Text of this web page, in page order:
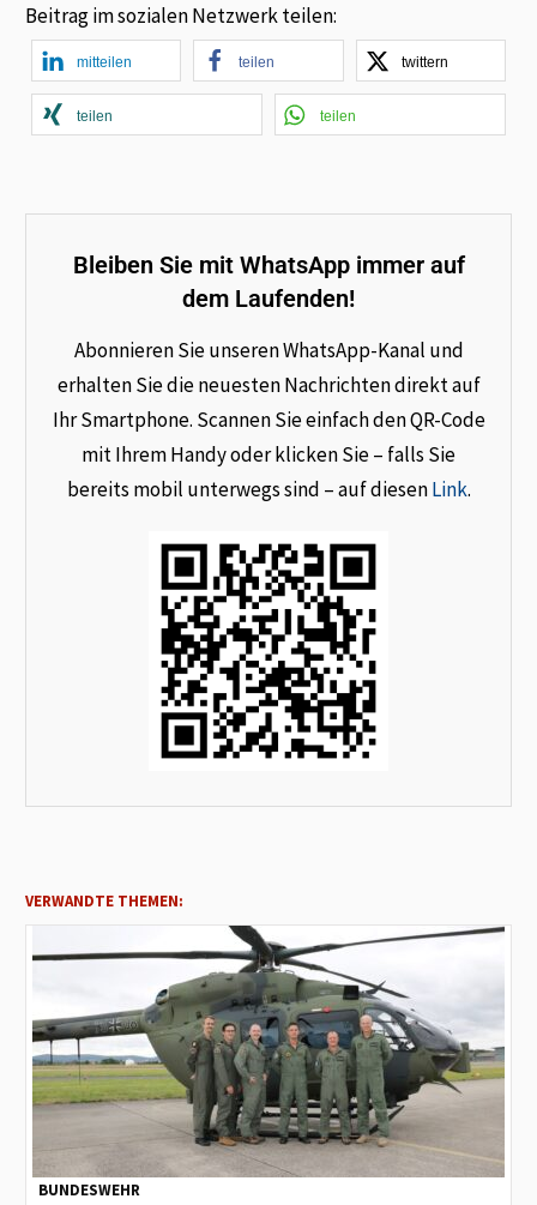
Beitrag im sozialen Netzwerk teilen:
mitteilen teilen twittern
teilen teilen
Bleiben Sie mit WhatsApp immer auf
dem Laufenden!
Abonnieren Sie unseren WhatsApp-Kanal und
erhalten Sie die neuesten Nachrichten direkt auf
Ihr Smartphone. Scannen Sie einfach den QR-Code
mit Ihrem Handy oder klicken Sie – falls Sie
bereits mobil unterwegs sind – auf diesenLink.
VERWANDTE THEMEN:
BUNDESWEHR